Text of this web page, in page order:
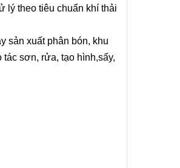
lý theo tiêu chuẩn khí thải
sản xuất phân bón, khu
sơn, rửa, tạo hình,sấy,